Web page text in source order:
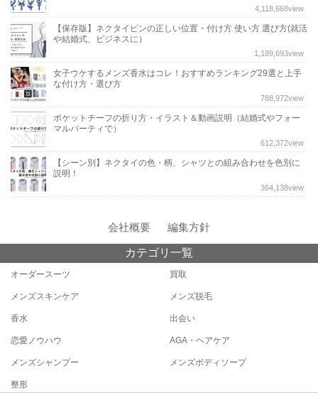
4,118,668view
【保存版】ネクタイピンの正しい位置・付け方 使い方 選び方(就活
や結婚式、ビジネスに）
1,189,693view
女子ウケするメンズ香水はコレ！おすすめランキング29選と上手
な付け方・選び方
788,972view
ポケットチーフの折り方・イラスト＆動画説明（結婚式やフォー
マルパーティで）
612,372view
【シーン別】ネクタイの色・柄、シャツとの組み合わせを色別に
説明！
364,138view
会社概要 編集方針
カテゴリ一覧
オーダースーツ 買取
メンズスキンケア メンズ脱毛
香水 出会い
恋愛ノウハウ AGA・ヘアケア
メンズシャンプー メンズボディソープ
整形